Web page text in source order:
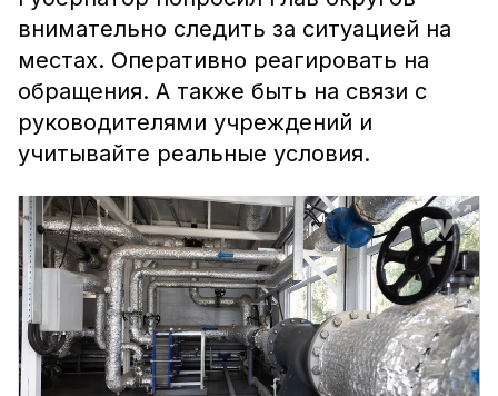
внимательно следить за ситуацией на
местах. Оперативно реагировать на
обращения. А также быть на связи с
руководителями учреждений и
учитывайте реальные условия.